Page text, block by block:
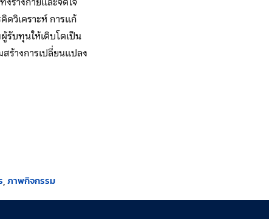
วิเคราะห์ การแก้
รับทุนให้เติบโตเป็น
างการเปลี่ยนแปลง
ภาพกิจกรรม